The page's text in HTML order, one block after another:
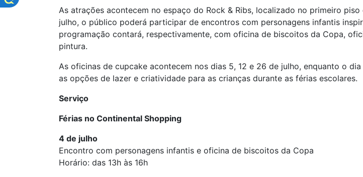
As atrações acontecem no espaço do Rock & Ribs, localizado no primeiro
julho, o público poderá participar de encontros com personagens infantis
programação contará, respectivamente, com oficina de biscoitos da Copa,
pintura.
As oficinas de cupcake acontecem nos dias 5, 12 e 26 de julho, enquanto o
as opções de lazer e criatividade para as crianças durante as férias escolares.
Serviço
Férias no Continental Shopping
4 de julho
Encontro com personagens infantis e oficina de biscoitos da Copa
Horário: das 13h às 16h